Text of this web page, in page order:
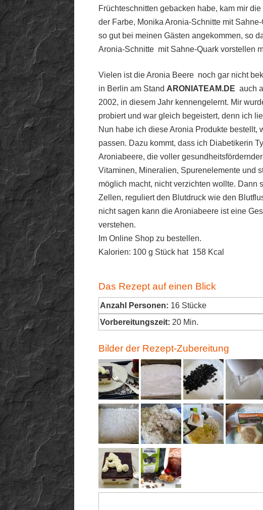
Früchteschnitten gebacken habe, kam mir
der Farbe, Monika Aronia-Schnitte mit
so gut bei meinen Gästen angekommen, so
Aronia-Schnitte mit Sahne-Quark vorstellen
Vielen ist die Aronia Beere noch gar nicht
in Berlin am Stand ARONIATEAM.DE auch
2002, in diesem Jahr kennengelernt. Mir
probiert und war gleich begeistert, denn ich
Nun habe ich diese Aronia Produkte
passen. Dazu kommt, dass ich Diabetikerin
Aroniabeere, die voller
Vitaminen, Mineralien, Spurenelemente und
möglich macht, nicht verzichten wollte. Dann
Zellen, reguliert den Blutdruck wie den
nicht sagen kann die Aroniabeere ist eine
verstehen.
Im Online Shop zu bestellen.
Kalorien: 100 g Stück hat 158 Kcal
Das Rezept auf einen Blick
Anzahl Personen: 16 Stücke
Vorbereitungszeit: 20 Min.
Bilder der Rezept-Zubereitung